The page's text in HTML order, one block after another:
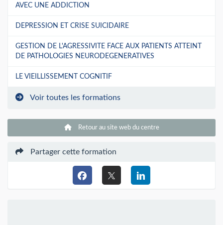
AVEC UNE ADDICTION
DEPRESSION ET CRISE SUICIDAIRE
GESTION DE L'AGRESSIVITE FACE AUX PATIENTS ATTEINT
DE PATHOLOGIES NEURODEGENERATIVES
LE VIEILLISSEMENT COGNITIF
Voir toutes les formations
Retour au site web du centre
Partager cette formation